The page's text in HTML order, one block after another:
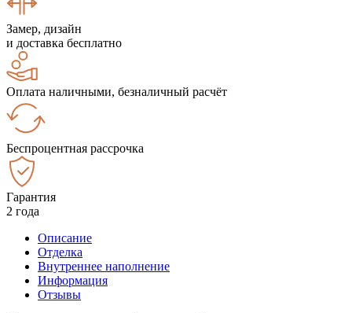
Замер, дизайн
и доставка бесплатно
Оплата наличными, безналичный расчёт
Беспроцентная рассрочка
Гарантия
2 года
Описание
Отделка
Внутреннее наполнение
Информация
Отзывы